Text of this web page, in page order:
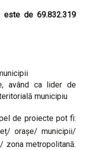
este de 69.832.319
având ca lider de
municipiu
de proiecte pot fi:
orașe/ municipii/
zona metropolitană.